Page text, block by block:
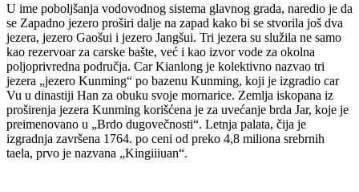
U ime poboljšanja vodovodnog sistema glavnog grada, naredio je da
se Zapadno jezero proširi dalje na zapad kako bi se stvorila još dva
jezera, jezero Gaošui i jezero Jangšui. Tri jezera su služila ne samo
kao rezervoar za carske bašte, već i kao izvor vode za okolna
poljoprivredna područja. Car Kianlong je kolektivno nazvao tri
jezera „jezero Kunming“ po bazenu Kunming, koji je izgradio car
Vu u dinastiji Han za obuku svoje mornarice. Zemlja iskopana iz
proširenja jezera Kunming korišćena je za uvećanje brda Jar, koje je
preimenovano u „Brdo dugovečnosti“. Letnja palata, čija je
izgradnja završena 1764. po ceni od preko 4,8 miliona srebrnih
taela, prvo je nazvana „Kingiiiuan“.